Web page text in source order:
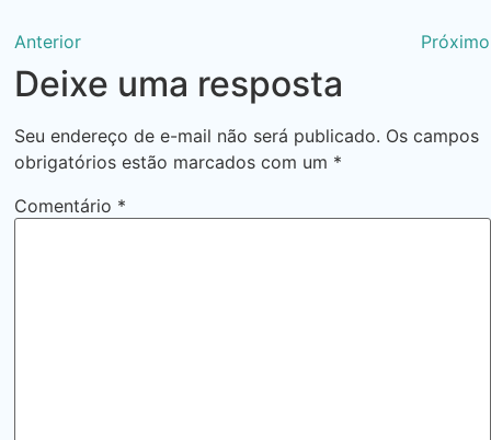
Anterior Próximo
Deixe uma resposta
Seu endereço de e-mail não será publicado. Os campos
obrigatórios estão marcados com um *
Comentário *